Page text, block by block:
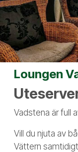
Loungen
Vadstena är full
Vill du njuta av
Vättern